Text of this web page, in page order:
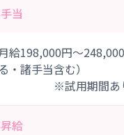
当
給198,000円～
・諸手当含む）
用期間あ
給